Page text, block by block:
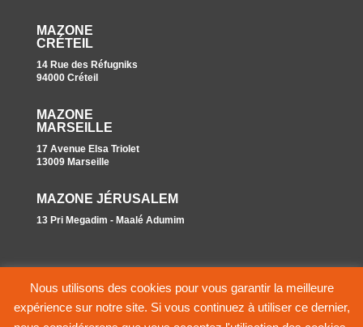
MAZONE
CRÉTEIL
14 Rue des Réfugniks
94000 Créteil
MAZONE
MARSEILLE
17 Avenue Elsa Triolet
13009 Marseille
MAZONE JÉRUSALEM
13 Pri Megadim - Maalé Adumim
Accueil–Transparence financière-Faire un don -
Nous utilisons des cookies pour vous garantir la meilleure
expérience sur notre site. Si vous continuez à utiliser ce dernier,